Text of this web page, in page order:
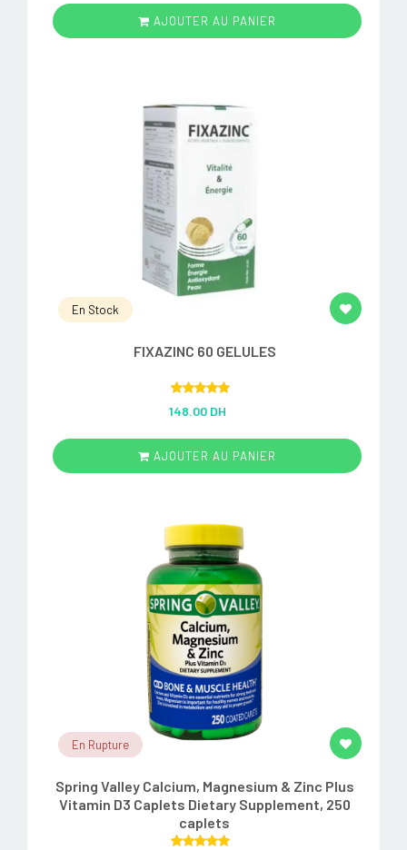
AJOUTER AU PANIER
En Stock
FIXAZINC 60 GELULES
out of 5
148.00 DH
AJOUTER AU PANIER
En Rupture
Spring Valley Calcium, Magnesium & Zinc Plus
Vitamin D3 Caplets Dietary Supplement, 250
caplets